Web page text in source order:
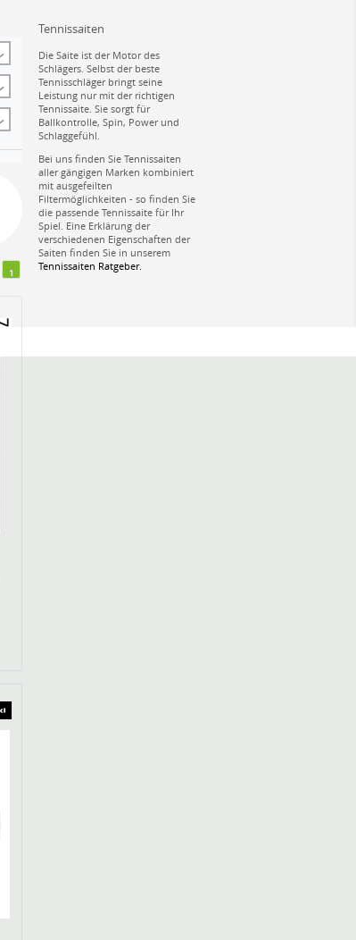
1
Tennissaiten
Die Saite ist der Motor des
Schlägers. Selbst der beste
Tennisschläger bringt seine
Leistung nur mit der richtigen
Tennissaite. Sie sorgt für
Ballkontrolle, Spin, Power und
Schlaggefühl.
Bei uns finden Sie Tennissaiten
aller gängigen Marken kombiniert
mit ausgefeilten
Filtermöglichkeiten - so finden Sie
die passende Tennissaite für Ihr
Spiel. Eine Erklärung der
verschiedenen Eigenschaften der
Saiten finden Sie in unserem
Tennissaiten Ratgeber.